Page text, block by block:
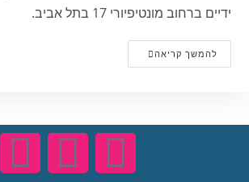
ידיים ברחוב מונטיפיורי 17 בתל אביב.
להמשך קריאה